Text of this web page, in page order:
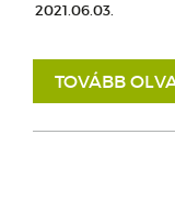
2021.06.03.
TOVÁBB